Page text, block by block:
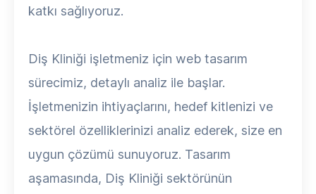
katkı sağlıyoruz.
Diş Kliniği işletmeniz için web tasarım
sürecimiz, detaylı analiz ile başlar.
İşletmenizin ihtiyaçlarını, hedef kitlenizi ve
sektörel özelliklerinizi analiz ederek, size en
uygun çözümü sunuyoruz. Tasarım
aşamasında, Diş Kliniği sektörünün